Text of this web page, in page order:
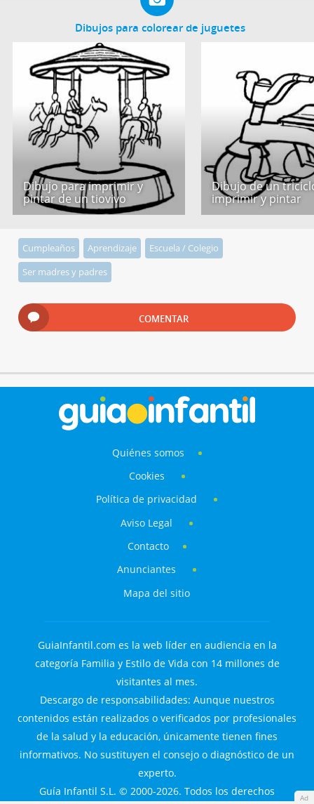
Dibujos para colorear de juguetes
Dibujo para imprimir y
pintar de un tiovivo
Dibujo de un
imprimir y pintar
Cumpleaños Aprendizaje
Escuela / Colegio
Ser madres y padres
COMENTAR
Ad
Quiénes somos
Cookies
Política de privacidad
Aviso Legal
Contacto
Anunciantes
Mapa del sitio
GuiaInfantil.com es la web líder en audiencia en la
categoría Familia y Estilo de Vida con 14 millones de
visitantes al mes.
Descargo de responsabilidades: Aunque nuestros
contenidos están realizados o verificados por profesionales
de la salud y la educación, únicamente tienen fines
informativos. No sustituyen el consejo o diagnóstico de un
experto.
Guía Infantil S.L. © 2000-2026. Todos los derechos